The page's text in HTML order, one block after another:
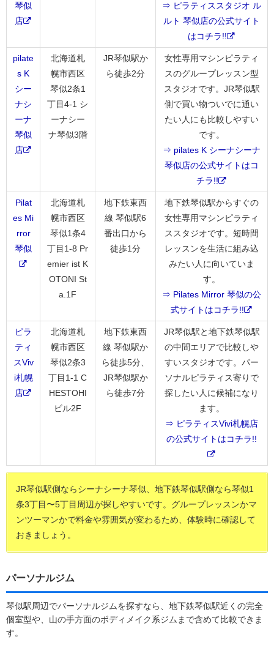
琴似
店
⇒ ピラティススタジオ ル
ルト 琴似店の公式サイト
はコチラ!!
pilate
s K
シー
ナシ
ーナ
琴似
店
北海道札
幌市西区
琴似2条1
丁目4-1 シ
ーナシー
ナ琴似3階
JR琴似駅か
ら徒歩2分
女性専用マシンピラティ
スのグループレッスン型
スタジオです。JR琴似駅
側で買い物ついでに通い
たい人にも比較しやすい
です。
⇒ pilates K シーナシーナ
琴似店の公式サイトはコ
チラ!!
Pilat
es Mi
rror
琴似
北海道札
幌市西区
琴似1条4
丁目1-8 Pr
emier ist K
OTONI St
a.1F
地下鉄東西
線 琴似駅6
番出口から
徒歩1分
地下鉄琴似駅からすぐの
女性専用マシンピラティ
ススタジオです。短時間
レッスンを生活に組み込
みたい人に向いていま
す。
⇒ Pilates Mirror 琴似の公
式サイトはコチラ!!
ピラ
ティ
スViv
i札幌
店
北海道札
幌市西区
琴似2条3
丁目1-1 C
HESTOHI
ビル2F
地下鉄東西
線 琴似駅か
ら徒歩5分、
JR琴似駅か
ら徒歩7分
JR琴似駅と地下鉄琴似駅
の中間エリアで比較しや
すいスタジオです。パー
ソナルピラティス寄りで
探したい人に候補になり
ます。
⇒ ピラティスVivi札幌店
の公式サイトはコチラ!!
JR琴似駅側ならシーナシーナ琴似、地下鉄琴似駅側なら琴似1
条3丁目〜5丁目周辺が探しやすいです。グループレッスンかマ
ンツーマンかで料金や雰囲気が変わるため、体験時に確認して
おきましょう。
パーソナルジム
琴似駅周辺でパーソナルジムを探すなら、地下鉄琴似駅近くの完全
個室型や、山の手方面のボディメイク系ジムまで含めて比較できま
す。